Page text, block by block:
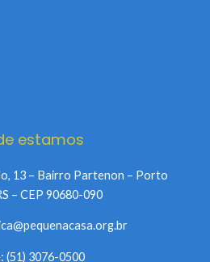
estamos
13 – Bairro Partenon – Porto
– CEP 90680-090
(51) 3076-0500